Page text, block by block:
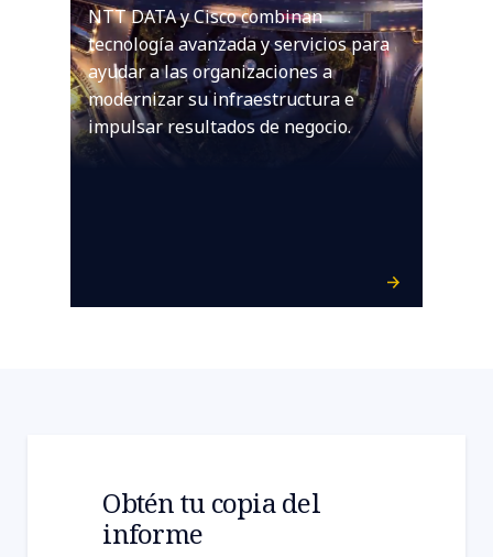
NTT DATA y Cisco combinan
tecnología avanzada y servicios para
ayudar a las organizaciones a
modernizar su infraestructura e
impulsar resultados de negocio.
Obtén tu copia del
informe